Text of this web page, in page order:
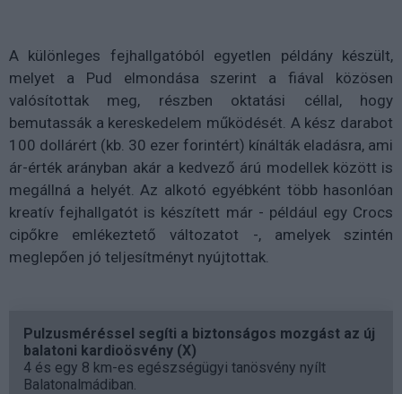
A különleges fejhallgatóból egyetlen példány készült,
melyet a Pud elmondása szerint a fiával közösen
valósítottak meg, részben oktatási céllal, hogy
bemutassák a kereskedelem működését. A kész darabot
100 dollárért (kb. 30 ezer forintért) kínálták eladásra, ami
ár-érték arányban akár a kedvező árú modellek között is
megállná a helyét. Az alkotó egyébként több hasonlóan
kreatív fejhallgatót is készített már - például egy Crocs
cipőkre emlékeztető változatot -, amelyek szintén
meglepően jó teljesítményt nyújtottak.
Pulzusméréssel segíti a biztonságos mozgást az új
balatoni kardioösvény (X)
4 és egy 8 km-es egészségügyi tanösvény nyílt
Balatonalmádiban.